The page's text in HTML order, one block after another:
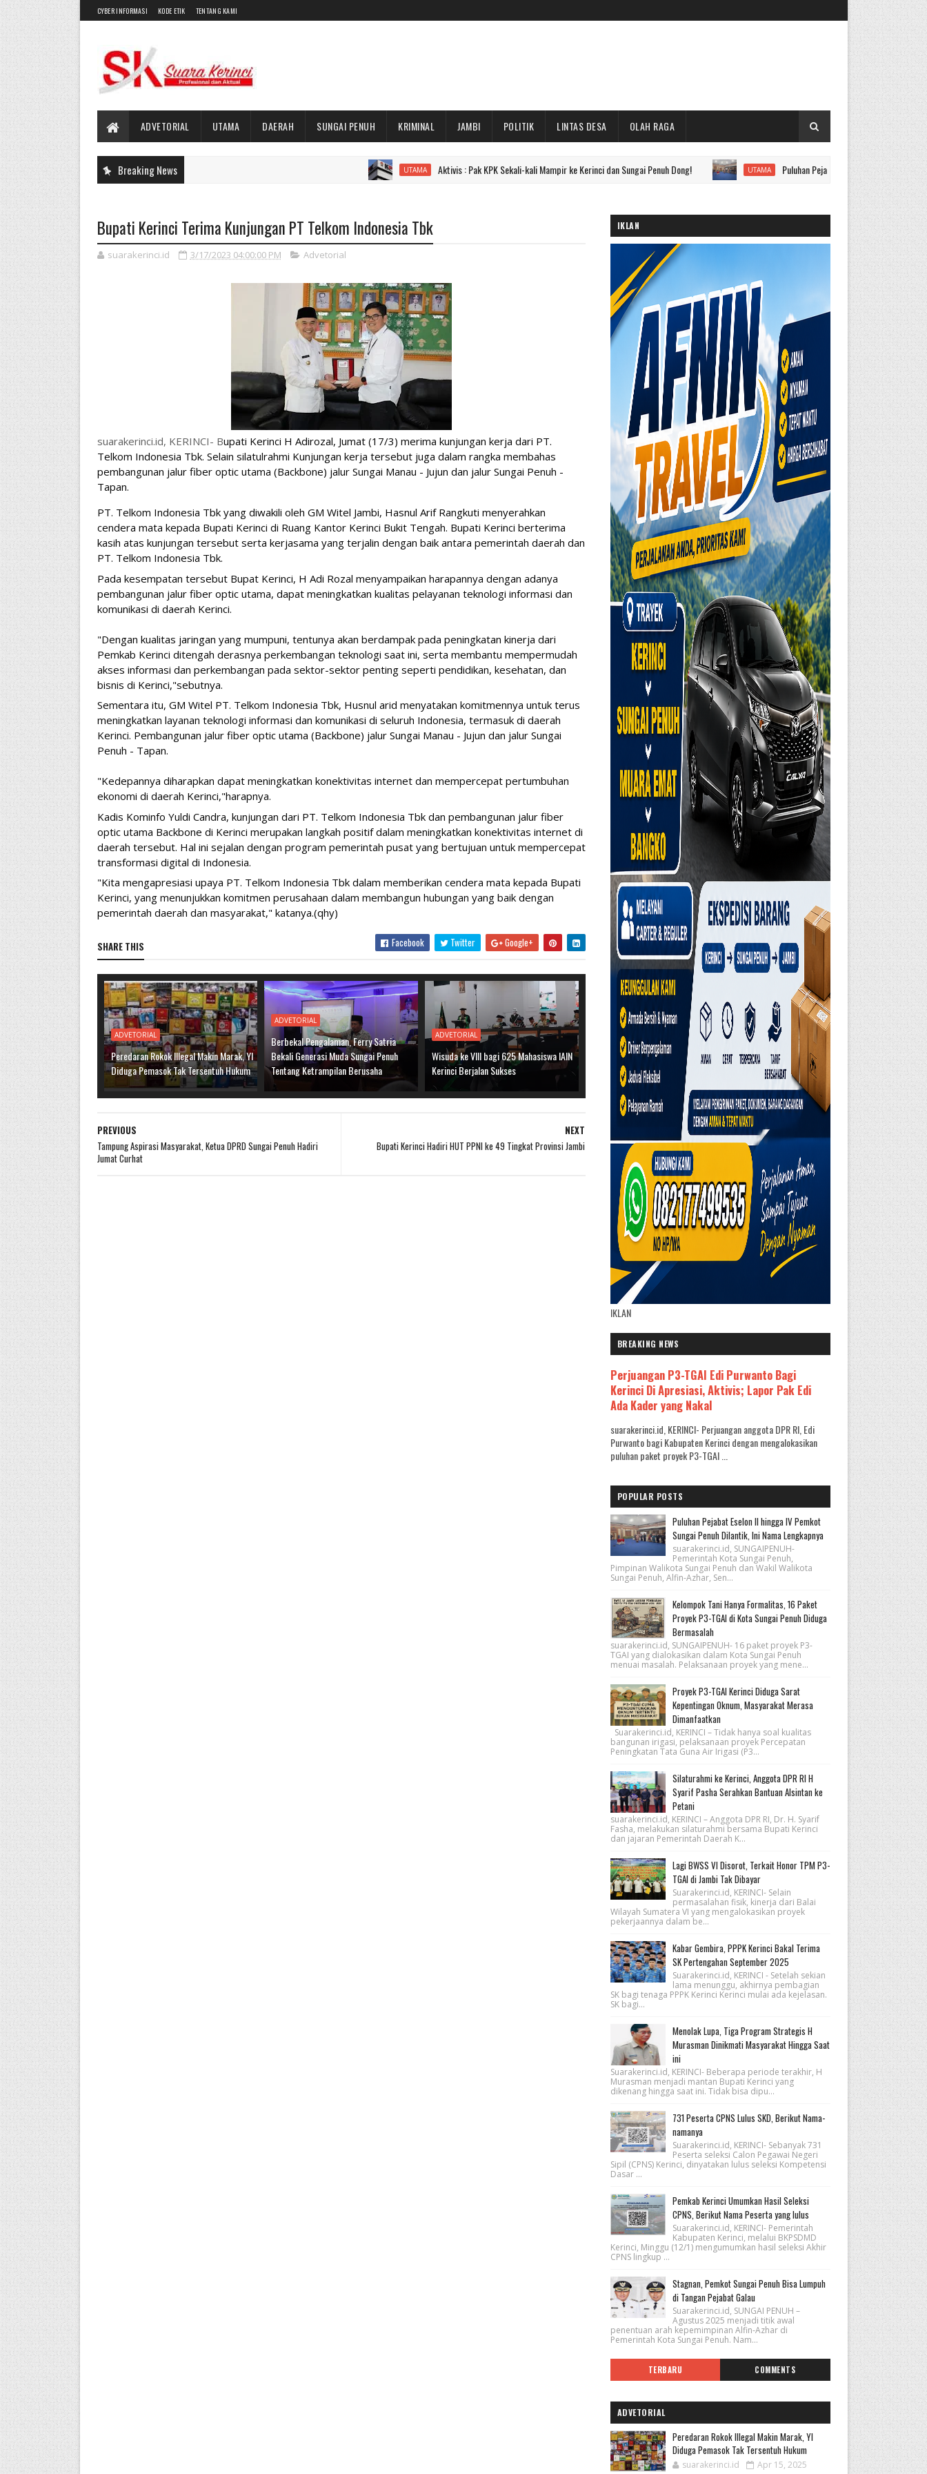
CYBER INFORMASI KODE ETIK TENTANG KAMI
ADVETORIAL UTAMA DAERAH SUNGAI PENUH KRIMINAL JAMBI POLITIK LINTAS DESA OLAH RAGA
Breaking News UTAMA Aktivis : Pak KPK Sekali-kali Mampir ke Kerinci dan Sungai Penuh Dong! UTAMA Puluhan Pejabat Eselon II hingga IV Pemkot Sungai
Bupati Kerinci Terima Kunjungan PT Telkom Indonesia Tbk
suarakerinci.id 3/17/2023 04:00:00 PM Advetorial
suarakerinci.id, KERINCI- Bupati Kerinci H Adirozal, Jumat (17/3) merima kunjungan kerja dari PT.
Telkom Indonesia Tbk. Selain silatulrahmi Kunjungan kerja tersebut juga dalam rangka membahas
pembangunan jalur fiber optic utama (Backbone) jalur Sungai Manau - Jujun dan jalur Sungai Penuh -
Tapan.
PT. Telkom Indonesia Tbk yang diwakili oleh GM Witel Jambi, Hasnul Arif Rangkuti menyerahkan
cendera mata kepada Bupati Kerinci di Ruang Kantor Kerinci Bukit Tengah. Bupati Kerinci berterima
kasih atas kunjungan tersebut serta kerjasama yang terjalin dengan baik antara pemerintah daerah dan
PT. Telkom Indonesia Tbk.
Pada kesempatan tersebut Bupat Kerinci, H Adi Rozal menyampaikan harapannya dengan adanya
pembangunan jalur fiber optic utama, dapat meningkatkan kualitas pelayanan teknologi informasi dan
komunikasi di daerah Kerinci.
"Dengan kualitas jaringan yang mumpuni, tentunya akan berdampak pada peningkatan kinerja dari
Pemkab Kerinci ditengah derasnya perkembangan teknologi saat ini, serta membantu mempermudah
akses informasi dan perkembangan pada sektor-sektor penting seperti pendidikan, kesehatan, dan
bisnis di Kerinci,"sebutnya.
Sementara itu, GM Witel PT. Telkom Indonesia Tbk, Husnul arid menyatakan komitmennya untuk terus
meningkatkan layanan teknologi informasi dan komunikasi di seluruh Indonesia, termasuk di daerah
Kerinci. Pembangunan jalur fiber optic utama (Backbone) jalur Sungai Manau - Jujun dan jalur Sungai
Penuh - Tapan.
"Kedepannya diharapkan dapat meningkatkan konektivitas internet dan mempercepat pertumbuhan
ekonomi di daerah Kerinci,"harapnya.
Kadis Kominfo Yuldi Candra, kunjungan dari PT. Telkom Indonesia Tbk dan pembangunan jalur fiber
optic utama Backbone di Kerinci merupakan langkah positif dalam meningkatkan konektivitas internet di
daerah tersebut. Hal ini sejalan dengan program pemerintah pusat yang bertujuan untuk mempercepat
transformasi digital di Indonesia.
"Kita mengapresiasi upaya PT. Telkom Indonesia Tbk dalam memberikan cendera mata kepada Bupati
Kerinci, yang menunjukkan komitmen perusahaan dalam membangun hubungan yang baik dengan
pemerintah daerah dan masyarakat," katanya.(qhy)
SHARE THIS Facebook Twitter Google+
ADVETORIAL
Peredaran Rokok Illegal Makin Marak, YI
Diduga Pemasok Tak Tersentuh Hukum
ADVETORIAL
Berbekal Pengalaman, Ferry Satria
Bekali Generasi Muda Sungai Penuh
Tentang Ketrampilan Berusaha
ADVETORIAL
Wisuda ke VIII bagi 625 Mahasiswa IAIN
Kerinci Berjalan Sukses
NEXT
Bupati Kerinci Hadiri HUT PPNI ke 49 Tingkat Provinsi Jambi
PREVIOUS
Tampung Aspirasi Masyarakat, Ketua DPRD Sungai Penuh Hadiri
Jumat Curhat
IKLAN
IKLAN
BREAKING NEWS
Perjuangan P3-TGAI Edi Purwanto Bagi
Kerinci Di Apresiasi, Aktivis; Lapor Pak Edi
Ada Kader yang Nakal
suarakerinci.id, KERINCI- Perjuangan anggota DPR RI, Edi
Purwanto bagi Kabupaten Kerinci dengan mengalokasikan
puluhan paket proyek P3-TGAI ...
POPULAR POSTS
Puluhan Pejabat Eselon II hingga IV Pemkot
Sungai Penuh Dilantik, Ini Nama Lengkapnya
suarakerinci.id, SUNGAIPENUH-
Pemerintah Kota Sungai Penuh,
Pimpinan Walikota Sungai Penuh dan Wakil Walikota
Sungai Penuh, Alfin-Azhar, Sen...
Kelompok Tani Hanya Formalitas, 16 Paket
Proyek P3-TGAI di Kota Sungai Penuh Diduga
Bermasalah
suarakerinci.id, SUNGAIPENUH- 16 paket proyek P3-
TGAI yang dialokasikan dalam Kota Sungai Penuh
menuai masalah. Pelaksanaan proyek yang mene...
Proyek P3-TGAI Kerinci Diduga Sarat
Kepentingan Oknum, Masyarakat Merasa
Dimanfaatkan
Suarakerinci.id, KERINCI – Tidak hanya soal kualitas
bangunan irigasi, pelaksanaan proyek Percepatan
Peningkatan Tata Guna Air Irigasi (P3...
Silaturahmi ke Kerinci, Anggota DPR RI H
Syarif Pasha Serahkan Bantuan Alsintan ke
Petani
suarakerinci.id, KERINCI – Anggota DPR RI, Dr. H. Syarif
Fasha, melakukan silaturahmi bersama Bupati Kerinci
dan jajaran Pemerintah Daerah K...
Lagi BWSS VI Disorot, Terkait Honor TPM P3-
TGAI di Jambi Tak Dibayar
Suarakerinci.id, KERINCI- Selain
permasalahan fisik, kinerja dari Balai
Wilayah Sumatera VI yang mengalokasikan proyek
pekerjaannya dalam be...
Kabar Gembira, PPPK Kerinci Bakal Terima
SK Pertengahan September 2025
Suarakerinci.id, KERINCI - Setelah sekian
lama menunggu, akhirnya pembagian
SK bagi tenaga PPPK Kerinci Kerinci mulai ada kejelasan.
SK bagi...
Menolak Lupa, Tiga Program Strategis H
Murasman Dinikmati Masyarakat Hingga Saat
ini
Suarakerinci.id, KERINCI- Beberapa periode terakhir, H
Murasman menjadi mantan Bupati Kerinci yang
dikenang hingga saat ini. Tidak bisa dipu...
731 Peserta CPNS Lulus SKD, Berikut Nama-
namanya
Suarakerinci.id, KERINCI- Sebanyak 731
Peserta seleksi Calon Pegawai Negeri
Sipil (CPNS) Kerinci, dinyatakan lulus seleksi Kompetensi
Dasar ...
Pemkab Kerinci Umumkan Hasil Seleksi
CPNS, Berikut Nama Peserta yang lulus
Suarakerinci.id, KERINCI- Pemerintah
Kabupaten Kerinci, melalui BKPSDMD
Kerinci, Minggu (12/1) mengumumkan hasil seleksi Akhir
CPNS lingkup ...
Stagnan, Pemkot Sungai Penuh Bisa Lumpuh
di Tangan Pejabat Galau
Suarakerinci.id, SUNGAI PENUH –
Agustus 2025 menjadi titik awal
penentuan arah kepemimpinan Alfin-Azhar di
Pemerintah Kota Sungai Penuh. Nam...
TERBARU COMMENTS
ADVETORIAL
Peredaran Rokok Illegal Makin Marak, YI
Diduga Pemasok Tak Tersentuh Hukum
suarakerinci.id Apr 15, 2025